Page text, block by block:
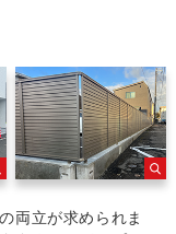
両立が求められま